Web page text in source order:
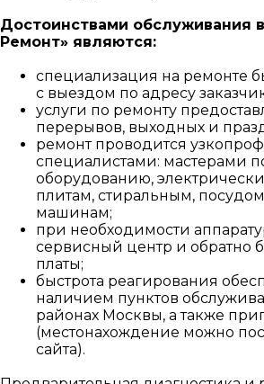
Достоинствами обслуживания
Ремонт» являются:
специализация на ремонте
с выездом по адресу
услуги по ремонту
перерывов, выходных и
ремонт проводится
специалистами: мастерами
оборудованию,
плитам, стиральным,
машинам;
при необходимости
сервисный центр и обратно
платы;
быстрота реагирования
наличием пунктов
районах Москвы, а также
(местонахождение можно
сайта).